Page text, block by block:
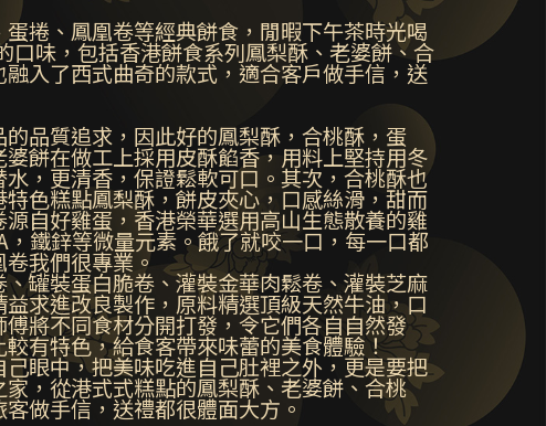
捲、鳳凰卷等經典餅食，閒暇下午茶時光喝
味，包括香港餅食系列鳳梨酥、老婆餅、合
入了西式曲奇的款式，適合客戶做手信，送
品質追求，因此好的鳳梨酥，合桃酥，蛋
餅在做工上採用皮酥餡香，用料上堅持用冬
，更清香，保證鬆軟可口。其次，合桃酥也
色糕點鳳梨酥，餅皮夾心，口感絲滑，甜而
自好雞蛋，香港榮華選用高山生態散養的雞
鐵鋅等微量元素。餓了就咬一口，每一口都
我們很專業。
罐裝蛋白脆卷、灌裝金華肉鬆卷、灌裝芝麻
求進改良製作，原料精選頂級天然牛油，口
將不同食材分開打發，令它們各自自然發
有特色，給食客帶來味蕾的美食體驗！
眼中，把美味吃進自己肚裡之外，更是要把
，從港式式糕點的鳳梨酥、老婆餅、合桃
做手信，送禮都很體面大方。